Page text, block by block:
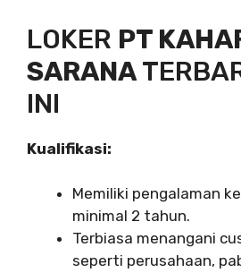
LOKER PT
SARANA
INI
Kualifikasi:
Memiliki pengalaman
minimal 2 tahun.
Terbiasa menangani
seperti perusahaan,